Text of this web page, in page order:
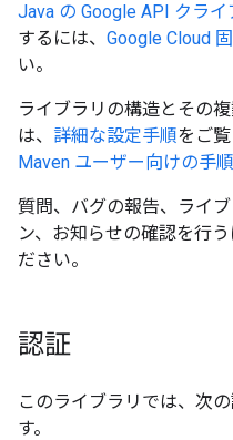
Java の Google API クライ
するには、 Google Cloud
い。
ライブラリの構造とその
は、 詳細な設定手順をご
Maven ユーザー向けの手順
質問、バグの報告、ライ
ン、お知らせの確認を行う
ださい。
認証
このライブラリでは、次
す。